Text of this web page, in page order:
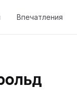
Впечатления